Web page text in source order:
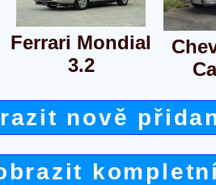
Ferrari Mondial
3.2
nově